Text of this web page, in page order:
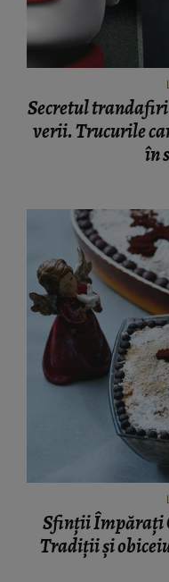
Secretul
verii. Trucurile
în
Sfinții Împărați
Tradiții și